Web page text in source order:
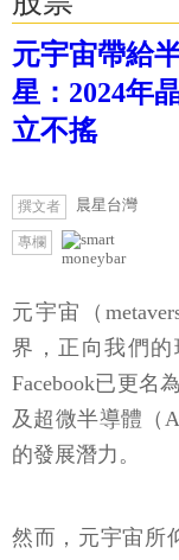
元宇宙帶給
星：2024年
立不搖
撰文者 晨星台灣
專欄
moneybar
元宇宙（
界，正向我們的
Facebook已更名
及超微半導體（
的發展潛力。
然而，元宇宙所